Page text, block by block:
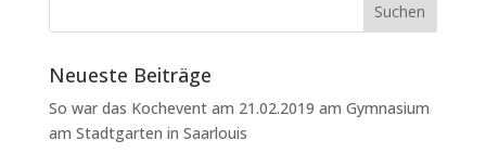
Neueste Beiträge
So war das Kochevent am 21.02.2019 am Gymnasium
am Stadtgarten in Saarlouis